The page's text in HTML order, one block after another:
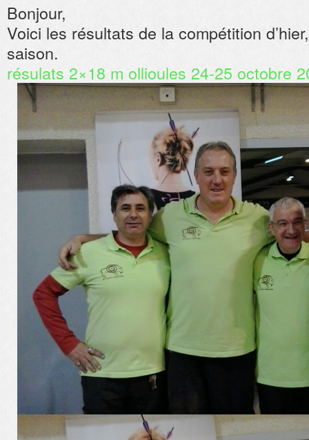
Bonjour,
Voici les résultats de la compétition
saison.
résulats 2×18 m ollioules 24-25 octobre